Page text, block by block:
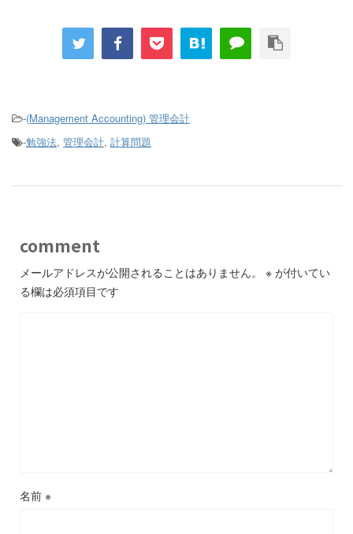
-(Management Accounting) 管理会計
-勉強法, 管理会計, 計算問題
comment
メールアドレスが公開されることはありません。 ※ が付いてい
る欄は必須項目です
名前 ※